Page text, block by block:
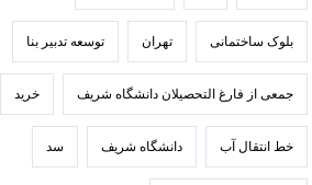
بلوک ساختمانی تهران توسعه تدبير بنا
جمعی از فارغ التحصیلان دانشگاه شریف خرید
خط انتقال آب دانشگاه شریف سد